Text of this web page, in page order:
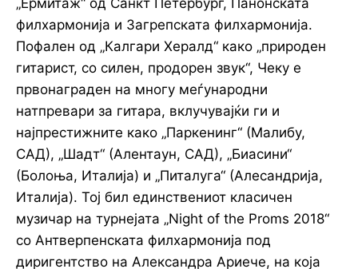
„Ермитаж“ од Санкт Петербург, Панонската
филхармонија и Загрепската филхармонија.
Пофален од „Калгари Хералд“ како „природен
гитарист, со силен, продорен звук“, Чеку е
првонаграден на многу меѓународни
натпревари за гитара, вклучувајќи ги и
најпрестижните како „Паркенинг“ (Малибу,
САД), „Шадт“ (Алентаун, САД), „Биасини“
(Болоња, Италија) и „Питалуга“ (Алесандрија,
Италија). Тој бил единствениот класичен
музичар на турнејата „Night of the Proms 2018“
со Антверпенската филхармонија под
диригентство на Александра Ариече, на која